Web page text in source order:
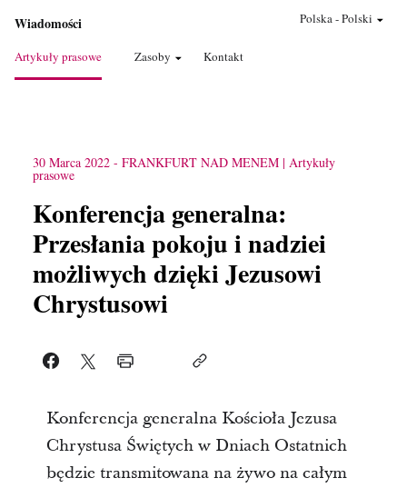
Wiadomości
Artykuły prasowe Zasoby Kontakt
Polska-Polski
30 Marca 2022 - FRANKFURT NAD MENEM Artykuły
prasowe
Konferencja generalna:
Przesłania pokoju i nadziei
możliwych dzięki Jezusowi
Chrystusowi
Konferencja generalna Kościoła Jezusa
Chrystusa Świętych w Dniach Ostatnich
będzie transmitowana na żywo na całym